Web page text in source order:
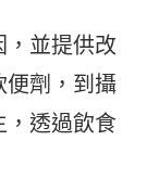
，並提供改
便劑，到攝
，透過飲食